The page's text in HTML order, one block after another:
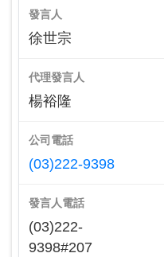
發言人
徐世宗
代理發言人
楊裕隆
公司電話
(03)222-9398
發言人電話
(03)222-
9398#207